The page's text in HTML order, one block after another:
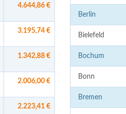
4.644,86 €
3.195,74 €
1.342,88 €
2.006,00 €
2.223,41 €
Berlin
Bielefeld
Bochum
Bonn
Bremen